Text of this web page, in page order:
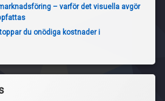
– varför det visuella avgör
du onödiga kostnader i